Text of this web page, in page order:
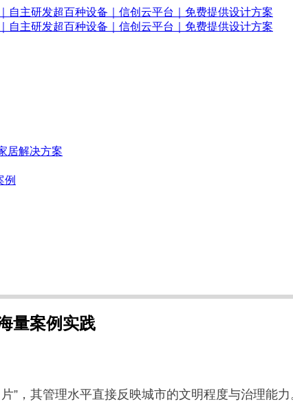
居解决方案
例
量案例实践
”，其管理水平直接反映城市的文明程度与治理能